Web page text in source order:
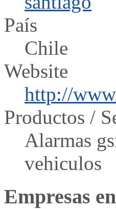
País
Chile
Website
http://
Productos /
Alarmas
vehiculos
Empresas